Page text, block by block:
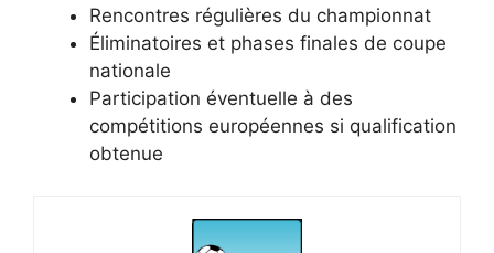
Rencontres régulières du championnat
Éliminatoires et phases finales de coupe
nationale
Participation éventuelle à des
compétitions européennes si qualification
obtenue